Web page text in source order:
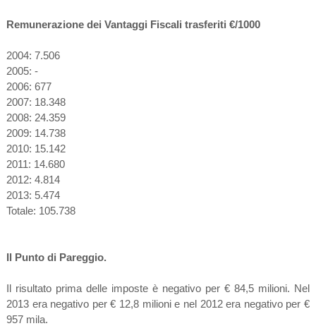
Remunerazione dei Vantaggi Fiscali trasferiti €/1000
2004: 7.506
2005: -
2006: 677
2007: 18.348
2008: 24.359
2009: 14.738
2010: 15.142
2011: 14.680
2012: 4.814
2013: 5.474
Totale: 105.738
Il Punto di Pareggio.
Il risultato prima delle imposte è negativo per € 84,5 milioni. Nel
2013 era negativo per € 12,8 milioni e nel 2012 era negativo per €
957 mila.